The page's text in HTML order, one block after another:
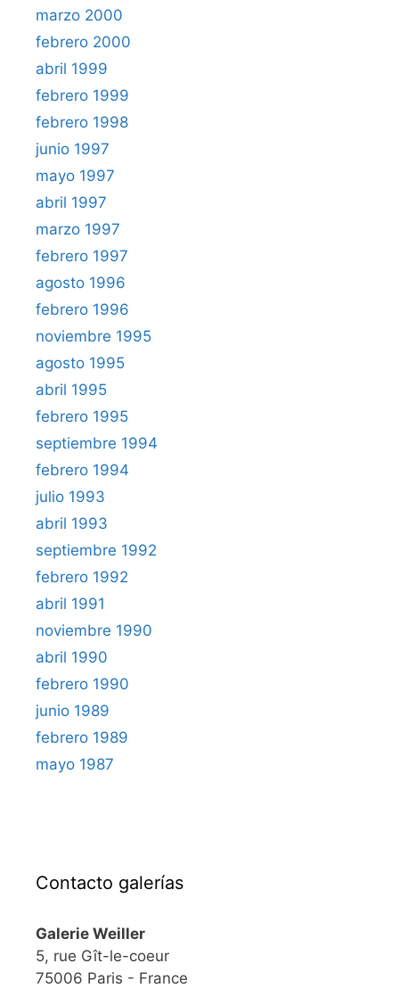
marzo 2000
febrero 2000
abril 1999
febrero 1999
febrero 1998
junio 1997
mayo 1997
abril 1997
marzo 1997
febrero 1997
agosto 1996
febrero 1996
noviembre 1995
agosto 1995
abril 1995
febrero 1995
septiembre 1994
febrero 1994
julio 1993
abril 1993
septiembre 1992
febrero 1992
abril 1991
noviembre 1990
abril 1990
febrero 1990
junio 1989
febrero 1989
mayo 1987
Contacto galerías
Galerie Weiller
5, rue Gît-le-coeur
75006 Paris - France